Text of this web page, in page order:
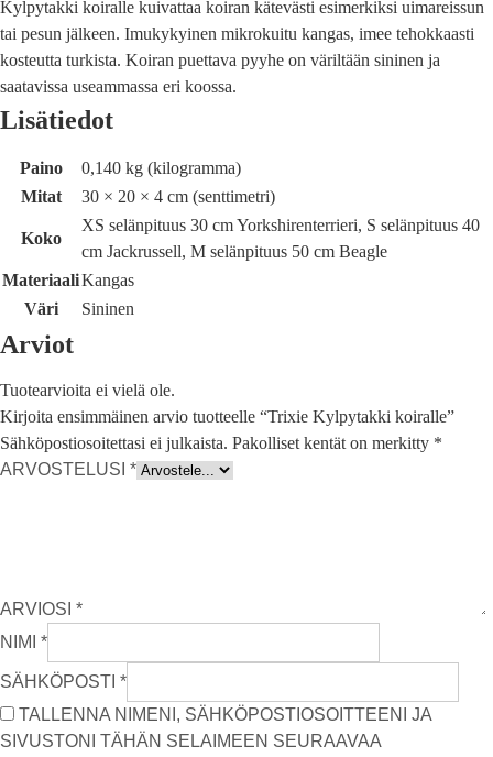
Kylpytakki koiralle kuivattaa koiran kätevästi esimerkiksi uimareissun
tai pesun jälkeen. Imukykyinen mikrokuitu kangas, imee tehokkaasti
kosteutta turkista. Koiran puettava pyyhe on väriltään sininen ja
saatavissa useammassa eri koossa.
Lisätiedot
Paino
0,140 kg (kilogramma)
Mitat
30 × 20 × 4 cm (senttimetri)
Koko
XS selänpituus 30 cm Yorkshirenterrieri, S selänpituus 40
cm Jackrussell, M selänpituus 50 cm Beagle
MateriaaliKangas
Väri
Sininen
Arviot
Tuotearvioita ei vielä ole.
Kirjoita ensimmäinen arvio tuotteelle “Trixie Kylpytakki koiralle”
Sähköpostiosoitettasi ei julkaista. Pakolliset kentät on merkitty *
ARVOSTELUSI *
ARVIOSI *
NIMI *
SÄHKÖPOSTI *
TALLENNA NIMENI, SÄHKÖPOSTIOSOITTEENI JA
SIVUSTONI TÄHÄN SELAIMEEN SEURAAVAA